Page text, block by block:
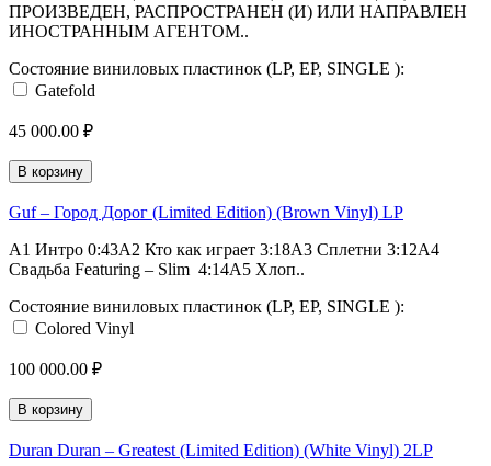
ПРОИЗВЕДЕН, РАСПРОСТРАНЕН (И) ИЛИ НАПРАВЛЕН
ИНОСТРАННЫМ АГЕНТОМ..
Состояние виниловых пластинок (LP, EP, SINGLE ):
Gatefold
45 000.00 ₽
В корзину
Guf – Город Дорог (Limited Edition) (Brown Vinyl) LP
A1 Интро 0:43A2 Кто как играет 3:18A3 Сплетни 3:12A4
Свадьба Featuring – Slim 4:14A5 Хлоп..
Состояние виниловых пластинок (LP, EP, SINGLE ):
Colored Vinyl
100 000.00 ₽
В корзину
Duran Duran – Greatest (Limited Edition) (White Vinyl) 2LP